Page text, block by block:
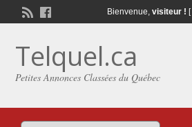
Bienvenue, visiteur ! [
Telquel.ca
Petites Annonces Classées du Québec